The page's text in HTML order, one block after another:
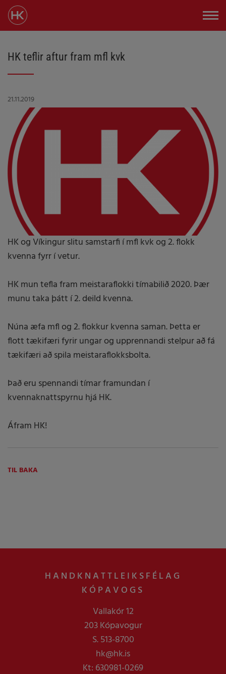
HK teflir aftur fram mfl kvk
21.11.2019
HK og Víkingur slitu samstarfi í mfl kvk og 2. flokk
kvenna fyrr í vetur.
HK mun tefla fram meistaraflokki tímabilið 2020. Þær
munu taka þátt í 2. deild kvenna.
Núna æfa mfl og 2. flokkur kvenna saman. Þetta er
flott tækifæri fyrir ungar og upprennandi stelpur að fá
tækifæri að spila meistaraflokksbolta.
Það eru spennandi tímar framundan í
kvennaknattspyrnu hjá HK.
Áfram HK!
TIL BAKA
HANDKNATTLEIKSFÉLAG
KÓPAVOGS
Vallakór 12
203 Kópavogur
S. 513-8700
hk@hk.is
Kt: 630981-0269